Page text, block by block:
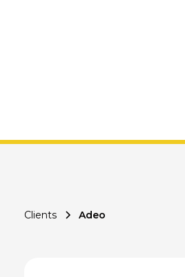
Clients Adeo